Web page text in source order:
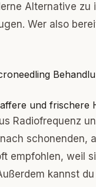
Alternative
Wer also
und frischere
Radiofrequenz
schonenden,
empfohlen, weil
kannst